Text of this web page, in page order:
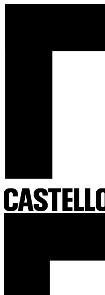
all'homepage